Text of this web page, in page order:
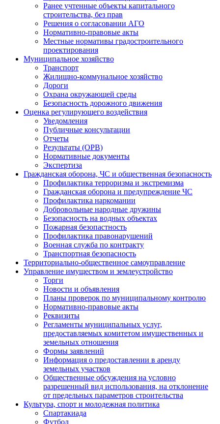
Ранее учтенные объекты капитального
строительства, без прав
Решения о согласовании АГО
Нормативно-правовые акты
Местные нормативы градостроительного
проектирования
Муниципальное хозяйство
Транспорт
Жилищно-коммунальное хозяйство
Дороги
Охрана окружающей среды
Безопасность дорожного движения
Оценка регулирующего воздействия
Уведомления
Публичные консультации
Отчеты
Результаты (ОРВ)
Нормативные документы
Экспертиза
Гражданская оборона, ЧС и общественная безопасность
Профилактика терроризма и экстремизма
Гражданская оборона и предупреждение ЧС
Профилактика наркомании
Добровольные народные дружины
Безопасность на водных объектах
Пожарная безопастность
Профилактика правонарушений
Военная служба по контракту
Транспортная безопасность
Территориально-общественное самоуправление
Управление имуществом и землеустройство
Торги
Новости и объявления
Планы проверок по муниципальному контролю
Нормативно-правовые акты
Реквизиты
Регламенты муниципальных услуг,
предоставляемых комитетом имущественных и
земельных отношения
Формы заявлений
Информация о предоставлении в аренду
земельных участков
Общественные обсуждения на условно
разрешенный вид использования, на отклонение
от предельных параметров строительства
Культура, спорт и молодежная политика
Спартакиада
Футбол